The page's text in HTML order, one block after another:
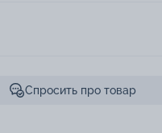
Спросить про товар